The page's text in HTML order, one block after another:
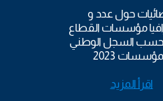
حول عدد و
مؤسسات القطاع
السجل الوطني
2023
اقرأ المزيد